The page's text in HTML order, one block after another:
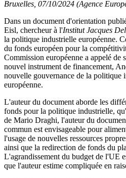
Bruxelles, 07/10/2024 (Agence
Dans un document d'orientation
Eisl, chercheur à l'Institut Jacques
la politique industrielle européenne.
du fonds européen pour la
Commission européenne a appelé de
nouvel instrument de financement,
nouvelle gouvernance de la politique
européenne.
L'auteur du document aborde les
fonds pour la politique industrielle,
de Mario Draghi, l'auteur du
commun est envisageable pour
l'usage de nouvelles ressources
ainsi que la redirection de fonds du
L'agrandissement du budget de l'UE
que l'auteur estime compliquée en